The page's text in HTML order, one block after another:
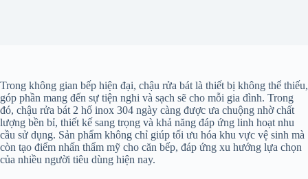
Trong không gian bếp hiện đại, chậu rửa bát là thiết bị không thể thiếu,
góp phần mang đến sự tiện nghi và sạch sẽ cho mỗi gia đình. Trong
đó, chậu rửa bát 2 hố inox 304 ngày càng được ưa chuộng nhờ chất
lượng bền bỉ, thiết kế sang trọng và khả năng đáp ứng linh hoạt nhu
cầu sử dụng. Sản phẩm không chỉ giúp tối ưu hóa khu vực vệ sinh mà
còn tạo điểm nhấn thẩm mỹ cho căn bếp, đáp ứng xu hướng lựa chọn
của nhiều người tiêu dùng hiện nay.